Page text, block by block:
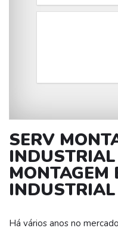
SERV
MONTAGEM
Há vários anos no